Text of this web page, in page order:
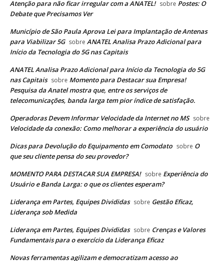
Atenção para não ficar irregular com a ANATEL! sobre Postes: O
Debate que Precisamos Ver
Município de São Paula Aprova Lei para Implantação de Antenas
para Viabilizar 5G sobre ANATEL Analisa Prazo Adicional para
Início da Tecnologia do 5G nas Capitais
ANATEL Analisa Prazo Adicional para Início da Tecnologia do 5G
nas Capitais sobre Momento para Destacar sua Empresa!
Pesquisa da Anatel mostra que, entre os serviços de
telecomunicações, banda larga tem pior índice de satisfação.
Operadoras Devem Informar Velocidade da Internet no MS sobre
Velocidade da conexão: Como melhorar a experiência do usuário
Dicas para Devolução do Equipamento em Comodato sobre O
que seu cliente pensa do seu provedor?
MOMENTO PARA DESTACAR SUA EMPRESA! sobre Experiência do
Usuário e Banda Larga: o que os clientes esperam?
Liderança em Partes, Equipes Divididas sobre Gestão Eficaz,
Liderança sob Medida
Liderança em Partes, Equipes Divididas sobre Crenças e Valores
Fundamentais para o exercício da Liderança Eficaz
Novas ferramentas agilizam e democratizam acesso ao